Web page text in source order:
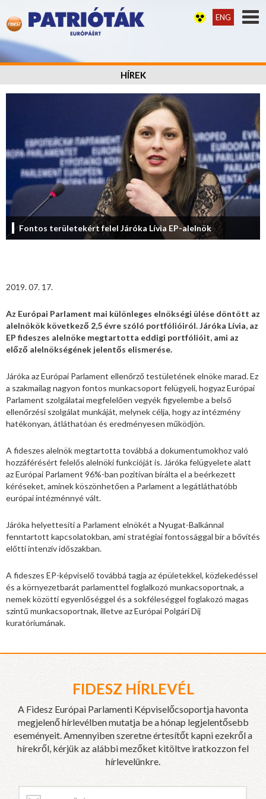
ENG
HÍREK
Fontos területekért felel Járóka Lívia EP-alelnök
2019. 07. 17.
Az Európai Parlament mai különleges elnökségi ülése döntött az
alelnökök következő 2,5 évre szóló portfólióiról. Járóka Lívia, az
EP fideszes alelnöke megtartotta eddigi portfólióit, ami az
előző alelnökségének jelentős elismerése.
Járóka az Európai Parlament ellenőrző testületének elnöke marad. Ez
a szakmailag nagyon fontos munkacsoport felügyeli, hogyaz Európai
Parlament szolgálatai megfelelően vegyék figyelembe a belső
ellenőrzési szolgálat munkáját, melynek célja, hogy az intézmény
hatékonyan, átláthatóan és eredményesen működjön.
A fideszes alelnök megtartotta továbbá a dokumentumokhoz való
hozzáférésért felelős alelnöki funkcióját is. Járóka felügyelete alatt
az Európai Parlament 96%-ban pozitívan bírálta el a beérkezett
kéréseket, aminek köszönhetően a Parlament a legátláthatóbb
európai intézménnyé vált.
Járóka helyettesíti a Parlament elnökét a Nyugat-Balkánnal
fenntartott kapcsolatokban, ami stratégiai fontossággal bír a bővítés
előtti intenzív időszakban.
A fideszes EP-képviselő továbbá tagja az épületekkel, közlekedéssel
és a környezetbarát parlamenttel foglalkozó munkacsoportnak, a
nemek közötti egyenlőséggel és a sokféleséggel foglakozó magas
szintű munkacsoportnak, illetve az Európai Polgári Díj
kuratóriumának.
FIDESZ HÍRLEVÉL
A Fidesz Európai Parlamenti Képviselőcsoportja havonta
megjelenő hírlevélben mutatja be a hónap legjelentősebb
eseményeit. Amennyiben szeretne értesítőt kapni ezekről a
hírekről, kérjük az alábbi mezőket kitöltve iratkozzon fel
hírlevelünkre.